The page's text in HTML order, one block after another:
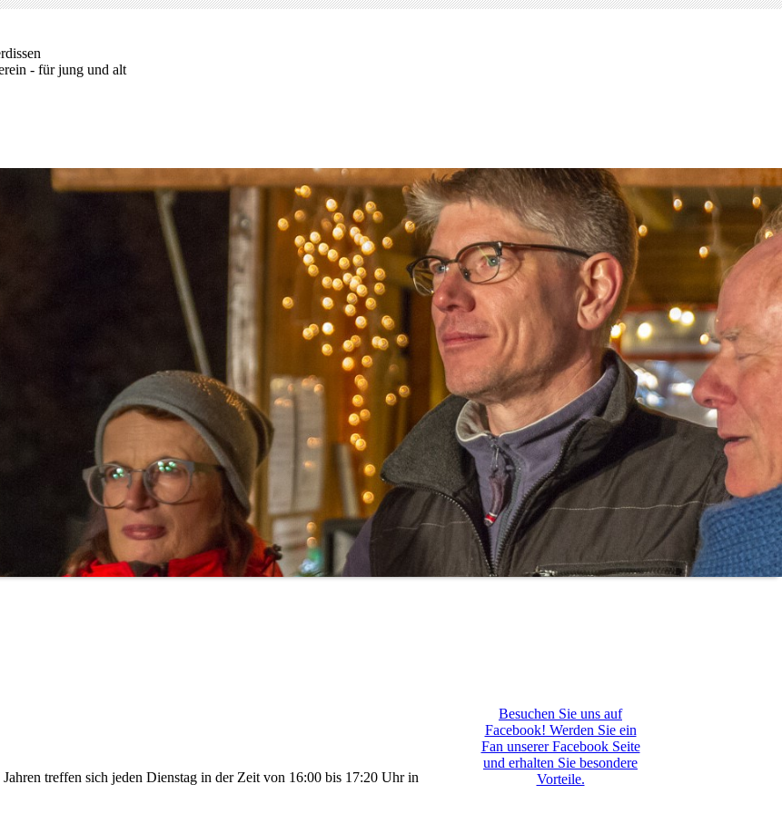
- für jung und alt
treffen sich jeden Dienstag in der Zeit von 16:00 bis 17:20 Uhr in
Besuchen Sie uns auf
Facebook! Werden Sie ein
Fan unserer Facebook Seite
und erhalten Sie besondere
Vorteile.